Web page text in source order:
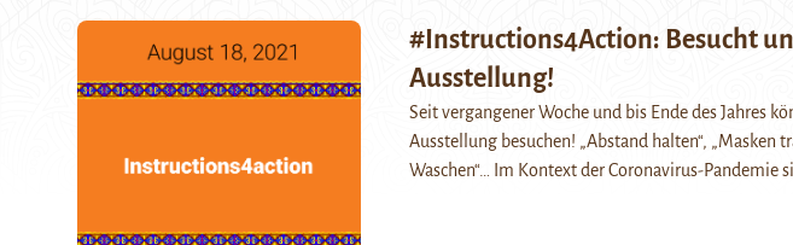
#Instructions4Action: Besucht
Ausstellung!
Seit vergangener Woche und bis Ende des Jahres
Ausstellung besuchen! „Abstand halten“, „Masken
Waschen“… Im Kontext der Coronavirus-Pandemie